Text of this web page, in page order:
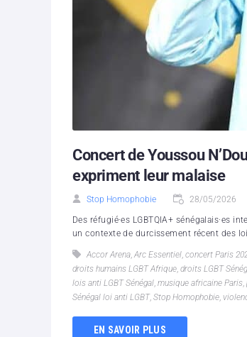
Concert de Youssou
expriment leur malaise
Stop Homophobie 28/05/2026
Des réfugié·es LGBTQIA+ sénégalais·es
un contexte de durcissement récent des
Accor Arena, Arc Essentiel, concert Paris
droits humains LGBT Afrique, droits LGBT
lois anti LGBT Sénégal, musique africaine Paris,
Sénégal loi anti LGBT, Stop Homophobie,
EN SAVOIR PLUS